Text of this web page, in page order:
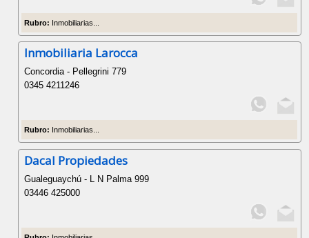
Rubro: Inmobiliarias...
Inmobiliaria Larocca
Concordia - Pellegrini 779
0345 4211246
Rubro: Inmobiliarias...
Dacal Propiedades
Gualeguaychú - L N Palma 999
03446 425000